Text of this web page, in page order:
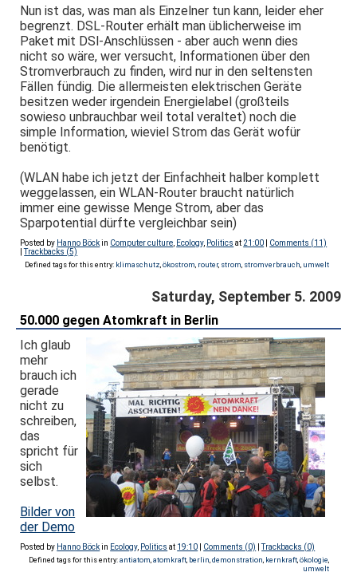
Nun ist das, was man als Einzelner tun kann, leider eher
begrenzt. DSL-Router erhält man üblicherweise im
Paket mit DSl-Anschlüssen - aber auch wenn dies
nicht so wäre, wer versucht, Informationen über den
Stromverbrauch zu finden, wird nur in den seltensten
Fällen fündig. Die allermeisten elektrischen Geräte
besitzen weder irgendein Energielabel (großteils
sowieso unbrauchbar weil total veraltet) noch die
simple Information, wieviel Strom das Gerät wofür
benötigt.
(WLAN habe ich jetzt der Einfachheit halber komplett
weggelassen, ein WLAN-Router braucht natürlich
immer eine gewisse Menge Strom, aber das
Sparpotential dürfte vergleichbar sein)
Posted by Hanno Böckin Computer culture Ecology, Politics at 21:00
Comments (11)
|Trackbacks (5)
Defined tags for this entry: klimaschutz ökostrom router, strom stromverbrauch umwelt
Saturday, September 5. 2009
50.000 gegen Atomkraft in Berlin
Ich glaub
mehr
brauch ich
gerade
nicht zu
schreiben,
das
spricht für
sich
selbst.
Bilder von
der Demo
Posted by Hanno Böckin Ecology, Politics at 19:10 Comments (0) |Trackbacks (0)
Defined tags for this entry:antiatom atomkraft, berlin demonstration kernkraft, ökologie
umwelt